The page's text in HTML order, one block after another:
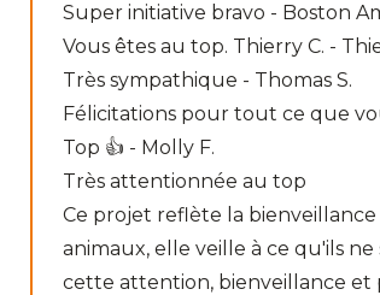
Super initiative bravo - Boston
Vous êtes au top. Thierry C. -
Très sympathique - Thomas S.
Félicitations pour tout ce que
Top 👍 - Molly F.
Très attentionnée au top
Ce projet reflète la
animaux, elle veille à ce qu'ils
cette attention, bienveillance et